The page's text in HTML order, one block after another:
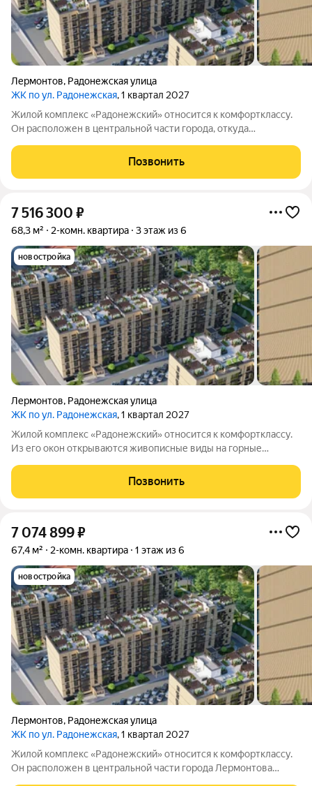
Лермонтов, Радонежская улица
ЖК по ул. Радонежская, 1 квартал 2027
Жилой комплекс «Радонежский» относится к комфортклассу.
Он расположен в центральной части города, откуда
Бештау, Шелудивую и Кавказский хребет. Комплекс состоит из
четырёх шестиэтажных домов.
Позвонить
7 516 300 ₽
68,3 м² 2-комн. квартира 3 этаж из 6
новостройка
Лермонтов, Радонежская улица
ЖК по ул. Радонежская, 1 квартал 2027
Жилой комплекс «Радонежский» относится к комфортклассу.
Из его окон открываются живописные виды на горные
Комплекс состоит из четырёх шестиэтажных домов. Здания
возведены из полнотелого
Позвонить
7 074 899₽
67,4 м² 2-комн. квартира 1 этаж из 6
новостройка
Лермонтов, Радонежская улица
ЖК по ул. Радонежская, 1 квартал 2027
Жилой комплекс «Радонежский» относится к комфортклассу.
Он расположен в центральной части города Лермонтова